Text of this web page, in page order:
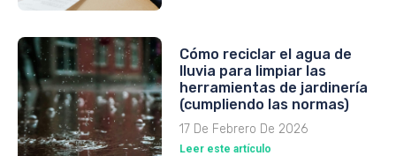
Cómo reciclar el agua de
lluvia para limpiar las
herramientas de jardinería
(cumpliendo las normas)
17 De Febrero De 2026
Leer este artículo